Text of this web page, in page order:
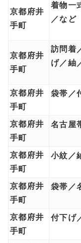
京都府井
手町
着物一
／など
京都府井
手町
訪問着
げ／紬
京都府井
手町
袋帯／
京都府井
手町
名古屋
京都府井
手町
小紋／
京都府井
手町
袋帯／
京都府井
手町
付下げ